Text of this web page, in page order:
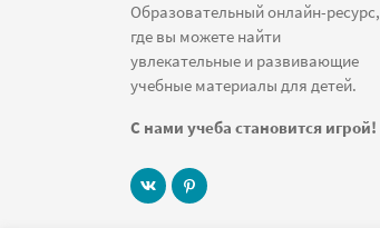
Образовательный онлайн-ресурс,
где вы можете найти
увлекательные и развивающие
учебные материалы для детей.
С нами учеба становится игрой!